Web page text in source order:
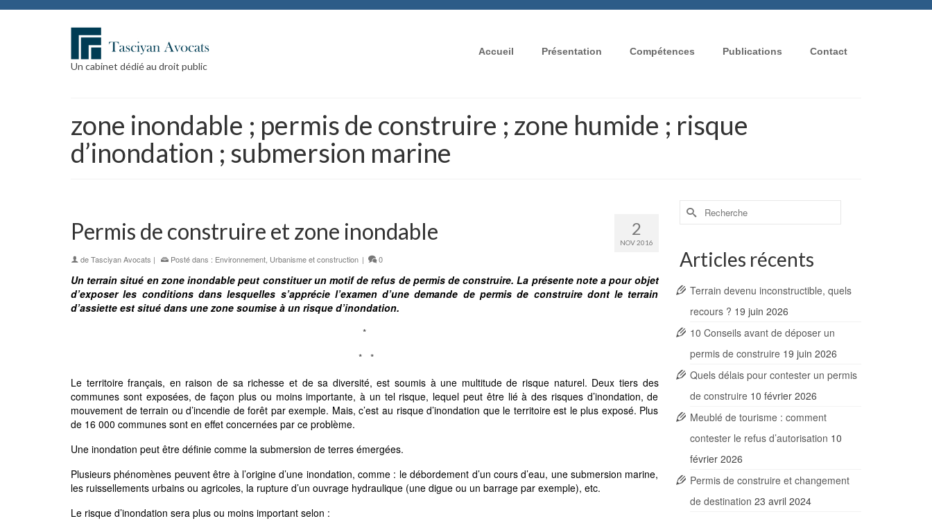
Un cabinet dédié au droit public
Accueil Présentation Compétences Publications Contact
zone inondable ; permis de construire ; zone humide ; risque
d’inondation ; submersion marine
2
NOV 2016
Permis de construire et zone inondable
deTasciyan Avocats | Posté dans : Environnement, Urbanisme et construction | 0
Un terrain situé en zone inondable peut constituer un motif de refus de permis de construire. La présente note a pour objet
d’exposer les conditions dans lesquelles s’apprécie l’examen d’une demande de permis de construire dont le terrain
d’assiette est situé dans une zone soumise à un risque d’inondation.
*
* *
Le territoire français, en raison de sa richesse et de sa diversité, est soumis à une multitude de risque naturel. Deux tiers des
communes sont exposées, de façon plus ou moins importante, à un tel risque, lequel peut être lié à des risques d’inondation, de
mouvement de terrain ou d’incendie de forêt par exemple. Mais, c’est au risque d’inondation que le territoire est le plus exposé. Plus
de 16 000 communes sont en effet concernées par ce problème.
Une inondation peut être définie comme la submersion de terres émergées.
Plusieurs phénomènes peuvent être à l’origine d’une inondation, comme : le débordement d’un cours d’eau, une submersion marine,
les ruissellements urbains ou agricoles, la rupture d’un ouvrage hydraulique (une digue ou un barrage par exemple), etc.
Le risque d’inondation sera plus ou moins important selon :
Rechercher :
Articles récents
Terrain devenu inconstructible, quels
recours ? 19 juin 2026
10 Conseils avant de déposer un
permis de construire 19 juin 2026
Quels délais pour contester un permis
de construire 10 février 2026
Meublé de tourisme : comment
contester le refus d’autorisation 10
février 2026
Permis de construire et changement
de destination 23 avril 2024